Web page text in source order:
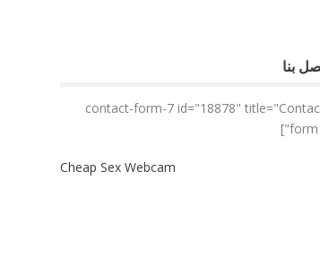
بنا
[contact-form-7 id="18878"
form
Cheap Sex Webcam